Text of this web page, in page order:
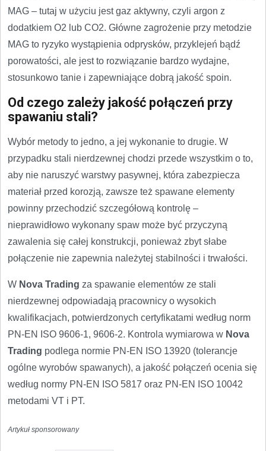
MAG – tutaj w użyciu jest gaz aktywny, czyli argon z
dodatkiem O2 lub CO2. Główne zagrożenie przy metodzie
MAG to ryzyko wystąpienia odprysków, przyklejeń bądź
porowatości, ale jest to rozwiązanie bardzo wydajne,
stosunkowo tanie i zapewniające dobrą jakość spoin.
Od czego zależy jakość połączeń przy
spawaniu stali?
Wybór metody to jedno, a jej wykonanie to drugie. W
przypadku stali nierdzewnej chodzi przede wszystkim o to,
aby nie naruszyć warstwy pasywnej, która zabezpiecza
materiał przed korozją, zawsze też spawane elementy
powinny przechodzić szczegółową kontrolę –
nieprawidłowo wykonany spaw może być przyczyną
zawalenia się całej konstrukcji, ponieważ zbyt słabe
połączenie nie zapewnia należytej stabilności i trwałości.
W Nova Trading za spawanie elementów ze stali
nierdzewnej odpowiadają pracownicy o wysokich
kwalifikacjach, potwierdzonych certyfikatami według norm
PN-EN ISO 9606-1, 9606-2. Kontrola wymiarowa w Nova
Trading podlega normie PN-EN ISO 13920 (tolerancje
ogólne wyrobów spawanych), a jakość połączeń ocenia się
według normy PN-EN ISO 5817 oraz PN-EN ISO 10042
metodami VT i PT.
Artykuł sponsorowany